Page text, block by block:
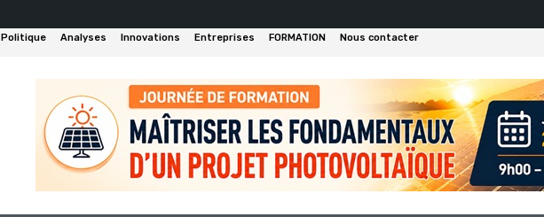
Politique Analyses Innovations Entreprises FORMATION
Nous contacter